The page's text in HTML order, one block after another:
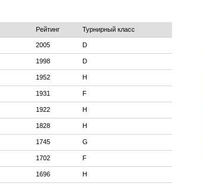
Рейтинг Турнирный класс
2005 D
1998 D
1952 H
1931 F
1922 H
1828 H
1745 G
1702 F
1696 H